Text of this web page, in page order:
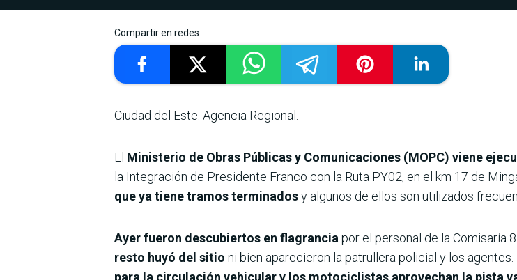
Compartir en redes
Ciudad del Este. Agencia Regional.
El Ministerio de Obras Públicas y Comunicaciones (MOPC) viene
la Integración de Presidente Franco con la Ruta PY02, en el km 17 de
que ya tiene tramos terminadosy algunos de ellos son utilizados
Ayer fueron descubiertos en flagranciapor el personal de la Comisaría
resto huyó del sitio ni bien aparecieron la patrullera policial y los agentes.